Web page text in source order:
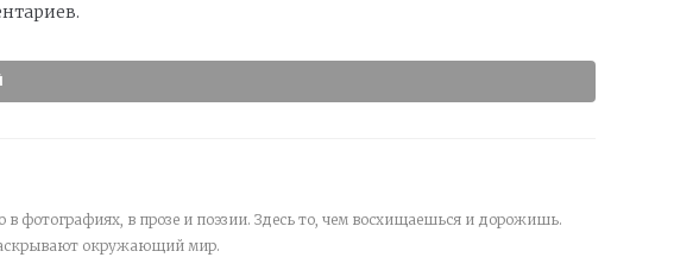
фотографиях, в прозе и поэзии. Здесь то, чем восхищаешься и дорожишь.
окружающий мир.